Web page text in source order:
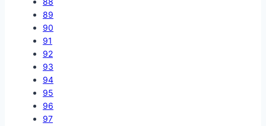
89
90
91
92
93
94
95
96
97